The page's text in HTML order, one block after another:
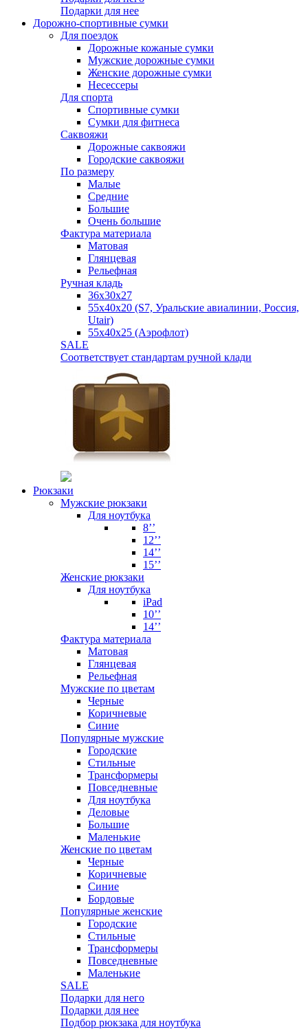
Подарки для нее
Дорожно-спортивные сумки
Для поездок
Дорожные кожаные сумки
Мужские дорожные сумки
Женские дорожные сумки
Несессеры
Для спорта
Спортивные сумки
Сумки для фитнеса
Саквояжи
Дорожные саквояжи
Городские саквояжи
По размеру
Малые
Средние
Большие
Очень большие
Фактура материала
Матовая
Глянцевая
Рельефная
Ручная кладь
36х30x27
55х40х20 (S7, Уральские авиалинии, Россия,
Utair)
55х40х25 (Аэрофлот)
SALE
Соответствует стандартам ручной клади
Рюкзаки
Мужские рюкзаки
Для ноутбука
8’’
12’’
14’’
15’’
Женские рюкзаки
Для ноутбука
iPad
10’’
14’’
Фактура материала
Матовая
Глянцевая
Рельефная
Мужские по цветам
Черные
Коричневые
Синие
Популярные мужские
Городские
Стильные
Трансформеры
Повседневные
Для ноутбука
Деловые
Большие
Маленькие
Женские по цветам
Черные
Коричневые
Синие
Бордовые
Популярные женские
Городские
Стильные
Трансформеры
Повседневные
Маленькие
SALE
Подарки для него
Подарки для нее
Подбор рюкзака для ноутбука